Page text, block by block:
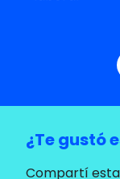
¿Te gustó
Compartí